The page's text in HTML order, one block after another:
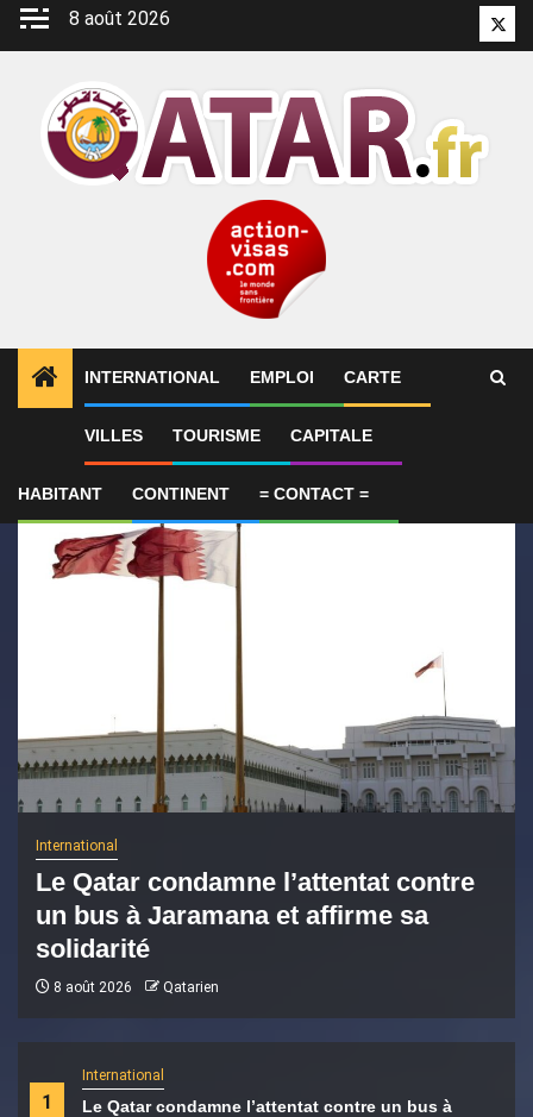
Aller
8 août 2026
INTERNATIONAL EMPLOI CARTE
VILLES TOURISME CAPITALE
HABITANT CONTINENT = CONTACT =
ALERTES INFO 1 Le Qatar condamne l’attentat
1
International
Le Qatar condamne l’attentat contre un bus à
International
Le Qatar condamne l’attentat contre
un bus à Jaramana et affirme sa
solidarité
8 août 2026 Qatarien